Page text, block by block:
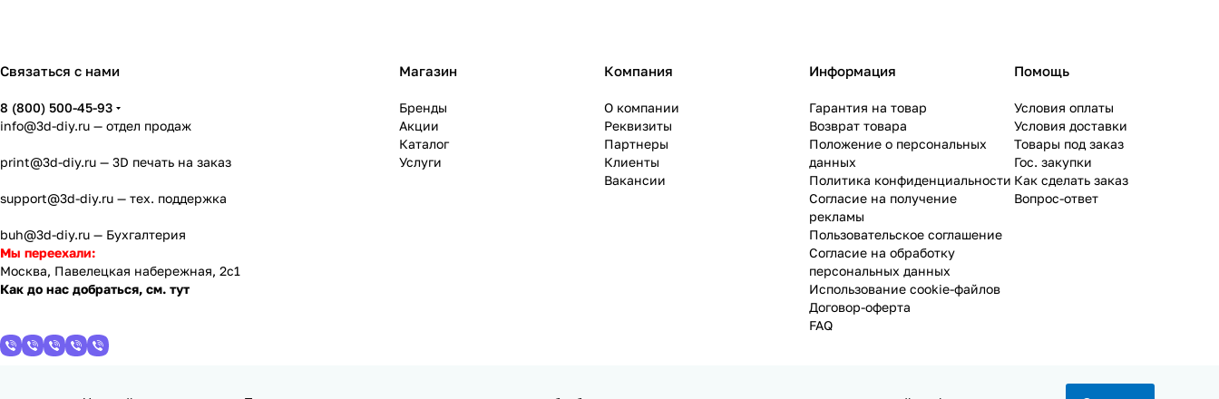
Связаться с нами
8 (800) 500-45-93
info@3d-diy.ru — отдел продаж
print@3d-diy.ru — 3D печать на заказ
support@3d-diy.ru — тех. поддержка
buh@3d-diy.ru — Бухгалтерия
Мы переехали:
Москва, Павелецкая набережная, 2с1
Как до нас добраться, см. тут
Магазин
Бренды
Акции
Каталог
Услуги
Компания
О компании
Реквизиты
Партнеры
Клиенты
Вакансии
Информация
Гарантия на товар
Возврат товара
Положение о персональных
данных
Политика конфиденциальности
Согласие на получение
рекламы
Пользовательское соглашение
Согласие на обработку
персональных данных
Использование cookie-файлов
Договор-оферта
FAQ
Помощь
Условия оплаты
Условия доставки
Товары под заказ
Гос. закупки
Как сделать заказ
Вопрос-ответ